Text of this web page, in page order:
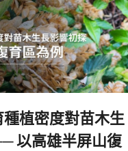
植密度對苗木生
以高雄半屏山復